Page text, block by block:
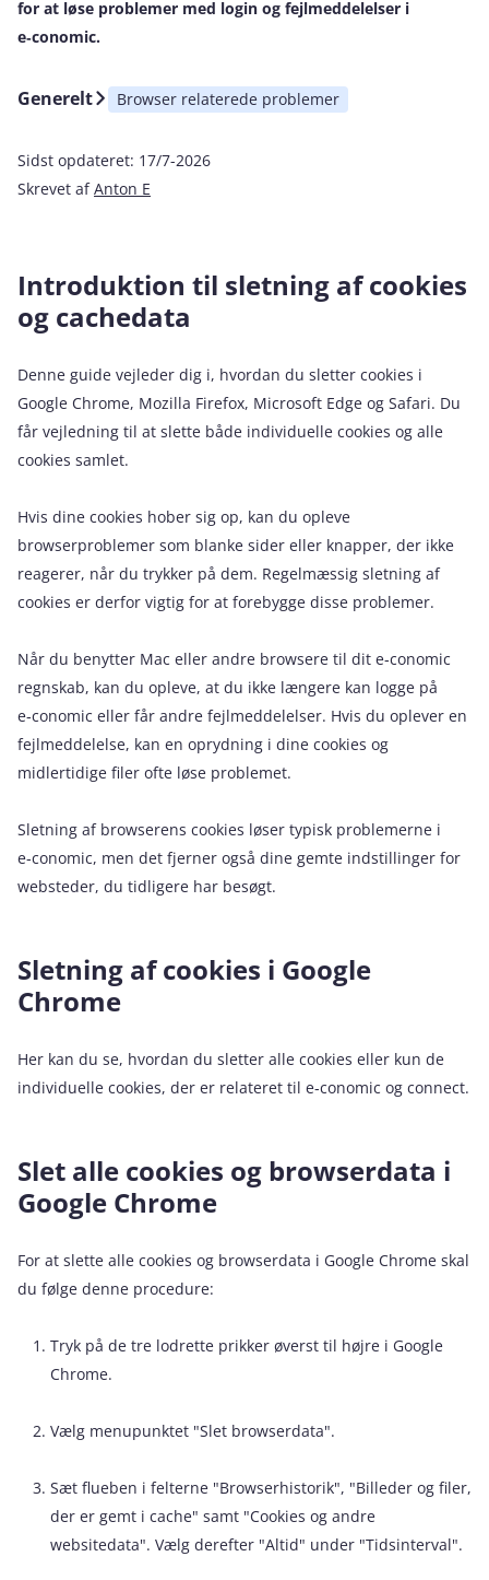
for at løse problemer med login og fejlmeddelelser i
e‑conomic.
Generelt Browser relaterede problemer
Sidst opdateret: 17/7-2026
Skrevet afAnton E
Introduktion til sletning af cookies
og cachedata
Denne guide vejleder dig i, hvordan du sletter cookies i
Google Chrome, Mozilla Firefox, Microsoft Edge og Safari. Du
får vejledning til at slette både individuelle cookies og alle
cookies samlet.
Hvis dine cookies hober sig op, kan du opleve
browserproblemer som blanke sider eller knapper, der ikke
reagerer, når du trykker på dem. Regelmæssig sletning af
cookies er derfor vigtig for at forebygge disse problemer.
Når du benytter Mac eller andre browsere til dit e‑conomic
regnskab, kan du opleve, at du ikke længere kan logge på
e‑conomic eller får andre fejlmeddelelser. Hvis du oplever en
fejlmeddelelse, kan en oprydning i dine cookies og
midlertidige filer ofte løse problemet.
Sletning af browserens cookies løser typisk problemerne i
e‑conomic, men det fjerner også dine gemte indstillinger for
websteder, du tidligere har besøgt.
Sletning af cookies i Google
Chrome
Her kan du se, hvordan du sletter alle cookies eller kun de
individuelle cookies, der er relateret til e‑conomic og connect.
Slet alle cookies og browserdata i
Google Chrome
For at slette alle cookies og browserdata i Google Chrome skal
du følge denne procedure:
Tryk på de tre lodrette prikker øverst til højre i Google
Chrome.
Vælg menupunktet "Slet browserdata".
Sæt flueben i felterne "Browserhistorik", "Billeder og filer,
der er gemt i cache" samt "Cookies og andre
websitedata". Vælg derefter "Altid" under "Tidsinterval".